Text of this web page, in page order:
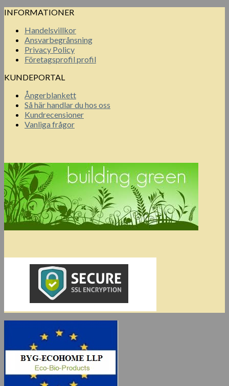
INFORMATIONER
Handelsvillkor
Ansvarbegrånsning
Privacy Policy
Företagsprofil profil
KUNDEPORTAL
Ångerblankett
Så här handlar du hos oss
Kundrecensioner
Vanliga frågor